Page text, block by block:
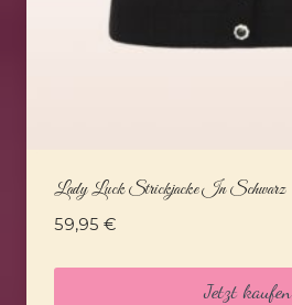
Lady Luck Strickjacke In Schwarz
59,95 €
Jetzt kaufen